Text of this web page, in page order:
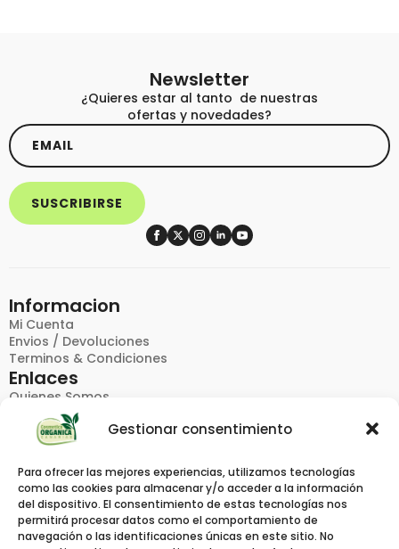
Gestionar consentimiento
Para ofrecer las mejores experiencias, utilizamos tecnologías
como las cookies para almacenar y/o acceder a la información
del dispositivo. El consentimiento de estas tecnologías nos
permitirá procesar datos como el comportamiento de
navegación o las identificaciones únicas en este sitio. No
Newsletter
¿Quieres estar al tanto de nuestras
ofertas y novedades?
Email
*
SUSCRIBIRSE
Informacion
Mi Cuenta
Envios / Devoluciones
Terminos & Condiciones
Enlaces
Quienes Somos
Politica De Privacidad
Contacto
Productos
Catalogos
Pedido Rapido
Marcas
Contacto